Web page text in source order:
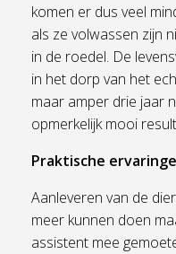
komen er dus veel
als ze volwassen zijn
in de roedel. De
in het dorp van het
maar amper drie jaar
opmerkelijk mooi
Praktische
Aanleveren van de
meer kunnen doen
assistent mee